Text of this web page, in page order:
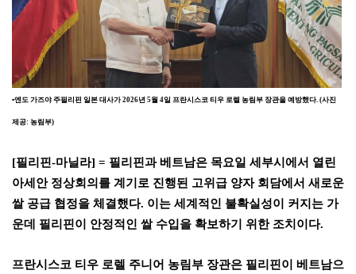
▪엔도 가즈야 주필리핀 일본 대사가 2026년 5월 4일 프란시스코 티우 로렐 농림부 장관을 예방했다. (사진
제공: 농림부)
[필리핀-마닐라] = 필리핀과 베트남은 목요일 세부시에서 열린
아세안 정상회의를 계기로 진행된 고위급 양자 회담에서 새로운
쌀 공급 협정을 체결했다. 이는 세계적인 불확실성이 커지는 가
운데 필리핀이 안정적인 쌀 수입을 확보하기 위한 조치이다.
프란시스코 티우 로렐 주니어 농림부 장관은 필리핀이 베트남으